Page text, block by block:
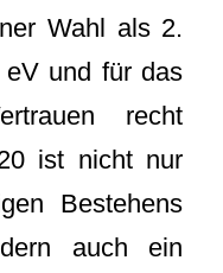
Wahl als 2.
und für das
recht
ist nicht nur
Bestehens
auch ein